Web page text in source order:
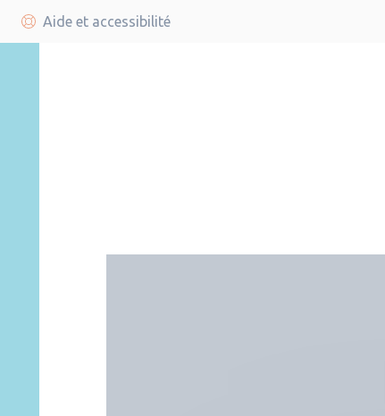
Aide et accessibilité